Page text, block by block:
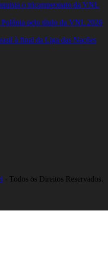
o tricampeonato da VNL
Polônia pelo título da VNL 2026
à final da Liga das Nações
- Todos os Direitos Reservados.